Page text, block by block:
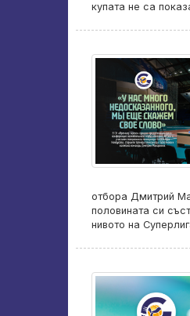
купата не са
отбора Дмитрий
половината си
нивото на